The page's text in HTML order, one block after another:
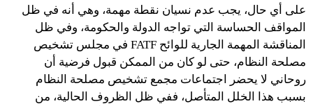
على أي حال، يجب عدم نسيان نقطة مهمة، وهي أنه في ظل
المواقف الحساسة التي تواجه الدولة والحكومة، وفي ظل
المناقشة المهمة الجارية للوائح FATF في مجلس تشخيص
مصلحة النظام، حتى لو كان من الممكن قبول فرضية أن
روحاني لا يحضر اجتماعات مجمع تشخيص مصلحة النظام
بسبب هذا الخلل المتأصل، ففي ظل الظروف الحالية، من